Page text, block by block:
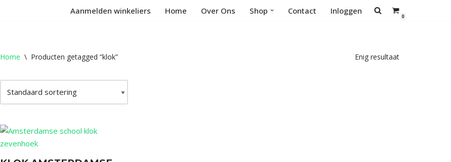
Aanmelden winkeliers Home Over Ons Shop Contact Inloggen
0
Home \ Producten getagged “klok” Enig resultaat